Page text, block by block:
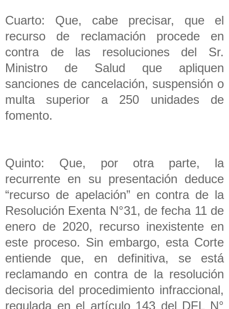
Cuarto: Que, cabe precisar, que el
recurso de reclamación procede en
contra de las resoluciones del Sr.
Ministro de Salud que apliquen
sanciones de cancelación, suspensión o
multa superior a 250 unidades de
fomento.
Quinto: Que, por otra parte, la
recurrente en su presentación deduce
“recurso de apelación” en contra de la
Resolución Exenta N°31, de fecha 11 de
enero de 2020, recurso inexistente en
este proceso. Sin embargo, esta Corte
entiende que, en definitiva, se está
reclamando en contra de la resolución
decisoria del procedimiento infraccional,
regulada en el artículo 143 del DFL N°